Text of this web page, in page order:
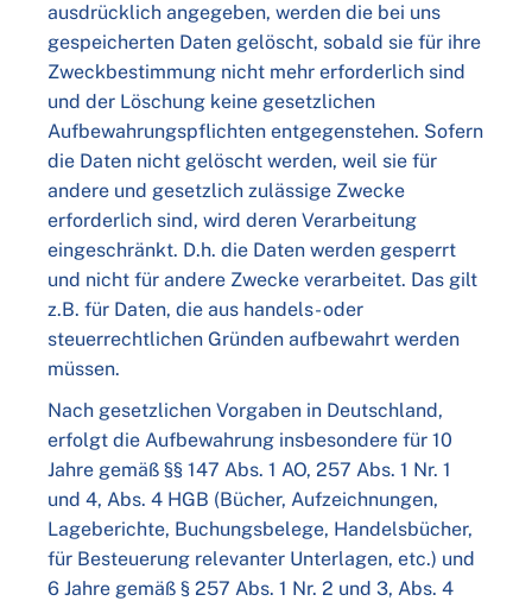
ausdrücklich angegeben, werden die bei uns
gespeicherten Daten gelöscht, sobald sie für ihre
Zweckbestimmung nicht mehr erforderlich sind
und der Löschung keine gesetzlichen
Aufbewahrungspflichten entgegenstehen. Sofern
die Daten nicht gelöscht werden, weil sie für
andere und gesetzlich zulässige Zwecke
erforderlich sind, wird deren Verarbeitung
eingeschränkt. D.h. die Daten werden gesperrt
und nicht für andere Zwecke verarbeitet. Das gilt
z.B. für Daten, die aus handels- oder
steuerrechtlichen Gründen aufbewahrt werden
müssen.
Nach gesetzlichen Vorgaben in Deutschland,
erfolgt die Aufbewahrung insbesondere für 10
Jahre gemäß §§ 147 Abs. 1 AO, 257 Abs. 1 Nr. 1
und 4, Abs. 4 HGB (Bücher, Aufzeichnungen,
Lageberichte, Buchungsbelege, Handelsbücher,
für Besteuerung relevanter Unterlagen, etc.) und
6 Jahre gemäß § 257 Abs. 1 Nr. 2 und 3, Abs. 4